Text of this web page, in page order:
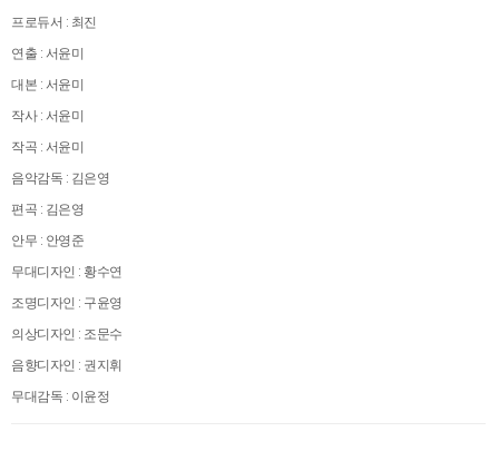
프로듀서 : 최진
연출 : 서윤미
대본 : 서윤미
작사 : 서윤미
작곡 : 서윤미
음악감독 : 김은영
편곡 : 김은영
안무 : 안영준
무대디자인 : 황수연
조명디자인 : 구윤영
의상디자인 : 조문수
음향디자인 : 권지휘
무대감독 : 이윤정